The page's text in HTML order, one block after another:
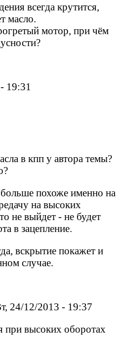
всегда крутится,
масло.
мотор, при чём
19:31
в кпп у автора темы?
похоже именно на
на высоких
не выйдет - не будет
в зацепление.
вскрытие покажет и
случае.
24/12/2013 - 19:37
при высоких оборотах